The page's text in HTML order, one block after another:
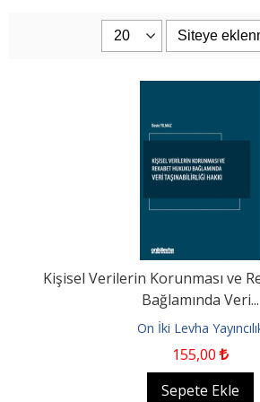
Kişisel Verilerin Korunması ve
Bağlamında Veri...
On İki Levha
155,00
Sepete Ekle